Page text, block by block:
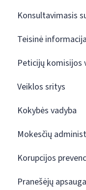
Konsultavimasis
Teisinė informacija
Peticijų komisijos
Veiklos sritys
Kokybės vadyba
Mokesčių
Korupcijos
Pranešėjų